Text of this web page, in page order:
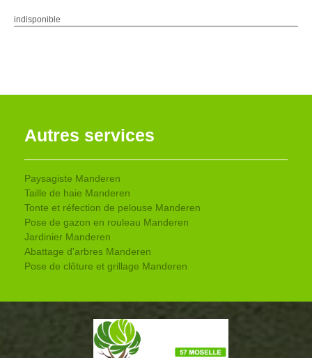
indisponible
Autres services
Paysagiste Manderen
Taille de haie Manderen
Tonte et réfection de pelouse Manderen
Pose de gazon en rouleau Manderen
Jardinier Manderen
Abattage d'arbres Manderen
Pose de clôture et grillage Manderen